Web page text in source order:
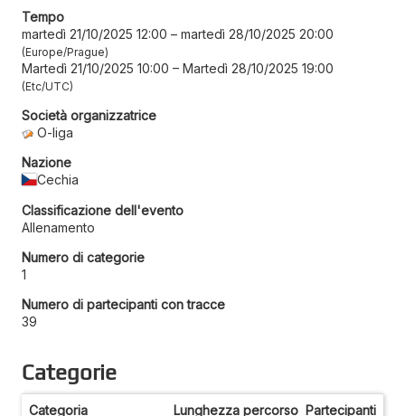
Tempo
martedì 21/10/2025 12:00 – martedì 28/10/2025 20:00
Europe/Prague
Martedì 21/10/2025 10:00 – Martedì 28/10/2025 19:00
Etc/UTC
Società organizzatrice
O-liga
Nazione
Cechia
Classificazione dell'evento
Allenamento
Numero di categorie
1
Numero di partecipanti con tracce
39
Categorie
Categoria Lunghezza percorso Partecipanti